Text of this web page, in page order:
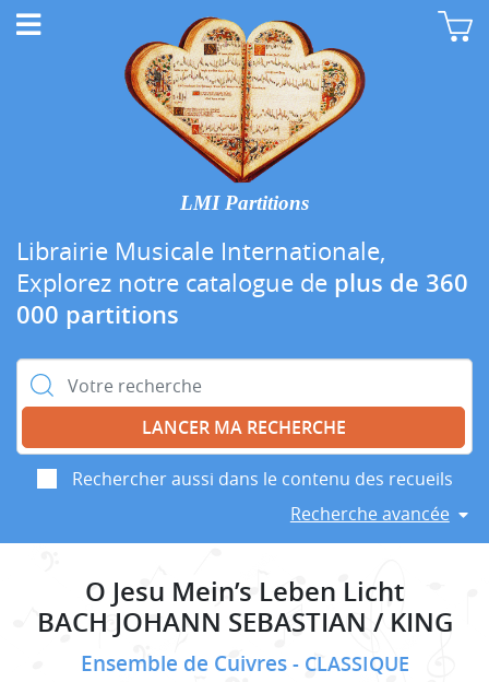
LMI Partitions
Librairie Musicale Internationale,
Explorez notre catalogue de plus de 360
000 partitions
Rechercher :
Rechercher aussi dans le contenu des recueils
Recherche avancée
O Jesu Mein’s Leben Licht
BACH JOHANN SEBASTIAN / KING
Ensemble de Cuivres CLASSIQUE